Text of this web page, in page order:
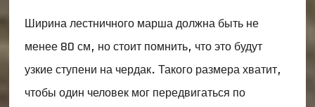
Ширина лестничного марша должна быть не
менее 80 см, но стоит помнить, что это будут
узкие ступени на чердак. Такого размера хватит,
чтобы один человек мог передвигаться по